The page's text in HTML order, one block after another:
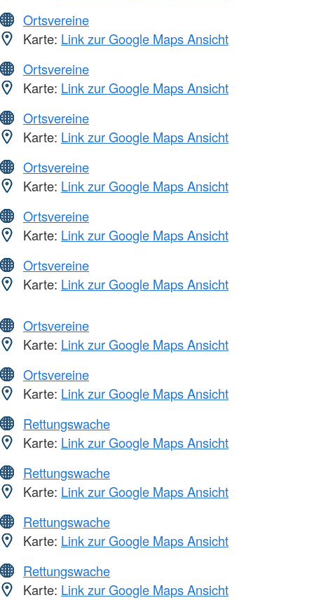
Ortsvereine
Karte: Link zur Google Maps Ansicht
Ortsvereine
Karte: Link zur Google Maps Ansicht
Ortsvereine
Karte: Link zur Google Maps Ansicht
Ortsvereine
Karte: Link zur Google Maps Ansicht
Ortsvereine
Karte: Link zur Google Maps Ansicht
Ortsvereine
Karte: Link zur Google Maps Ansicht
Ortsvereine
Karte: Link zur Google Maps Ansicht
Ortsvereine
Karte: Link zur Google Maps Ansicht
Rettungswache
Karte: Link zur Google Maps Ansicht
Rettungswache
Karte: Link zur Google Maps Ansicht
Rettungswache
Karte: Link zur Google Maps Ansicht
Rettungswache
Karte: Link zur Google Maps Ansicht